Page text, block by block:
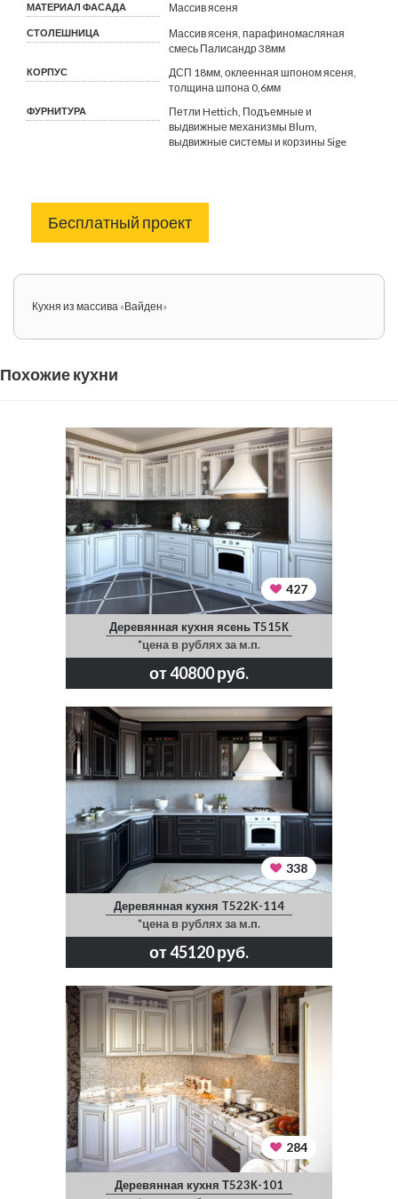
МАТЕРИАЛ ФАСАДА Массив ясеня
СТОЛЕШНИЦА
Массив ясеня, парафиномасляная
смесь Палисандр 38мм
КОРПУС
ДСП 18мм, оклеенная шпоном ясеня,
толщина шпона 0,6мм
ФУРНИТУРА
Петли Hettich, Подъемные и
выдвижные механизмы Blum,
выдвижные системы и корзины Sige
Бесплатный проект
Кухня из массива «Вайден»
Похожие кухни
427
Деревянная кухня ясень Т515К
*цена в рублях за м.п.
от 40800 руб.
338
Деревянная кухня T522K-114
*цена в рублях за м.п.
от 45120 руб.
284
Деревянная кухня Т523К-101